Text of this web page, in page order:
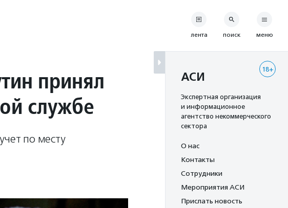
принял
службе
по месту
лента поиск меню
18+
АСИ
Экспертная организация
и информационное
агентство некоммерческого
сектора
О нас
Контакты
Сотрудники
Мероприятия АСИ
Прислать новость